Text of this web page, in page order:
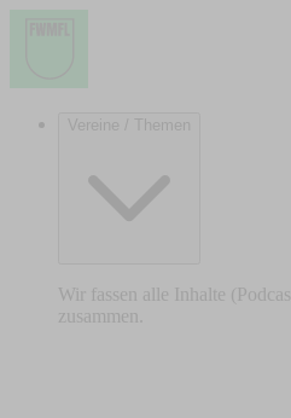
Vereine / Themen
Wir fassen alle Inhalte
zusammen.